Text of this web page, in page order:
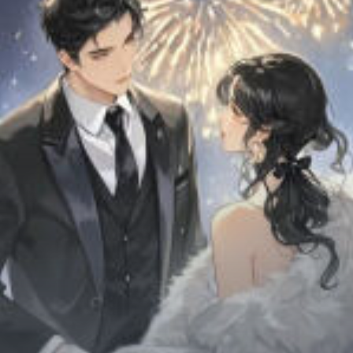
Chữa Lành
Sủng
Trả Thù
Gia Đình
Hài Hước
Trọng Sinh
Hào Môn Thế Gia
Sảng Văn
Đoản Văn